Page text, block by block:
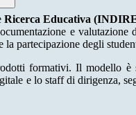
Ricerca Educativa
e
partecipazione degli
formativi. Il modello
e lo staff di dirigenza,